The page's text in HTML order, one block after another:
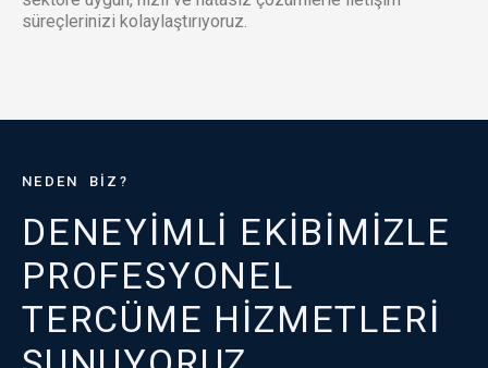
süreçlerinizi kolaylaştırıyoruz.
NEDEN BIZ?
DENEYIMLI EKIBIMIZLE
PROFESYONEL
TERCÜME HIZMETLERI